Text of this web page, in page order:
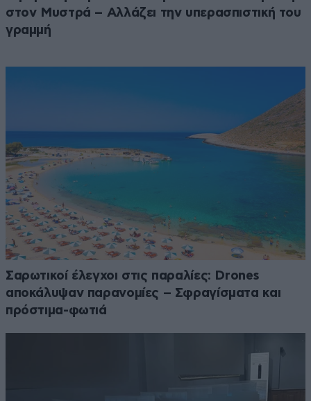
στον Μυστρά – Αλλάζει την υπερασπιστική του
γραμμή
Σαρωτικοί έλεγχοι στις παραλίες: Drones
αποκάλυψαν παρανομίες – Σφραγίσματα και
πρόστιμα-φωτιά